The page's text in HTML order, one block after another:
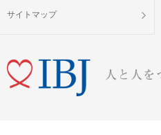
サイトマップ